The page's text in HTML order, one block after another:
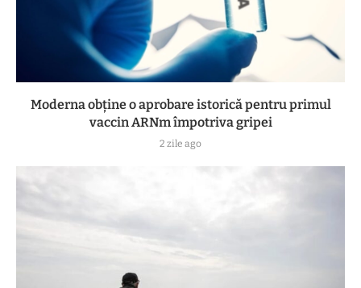
Moderna obține o aprobare istorică pentru primul
vaccin ARNm împotriva gripei
2 zile ago